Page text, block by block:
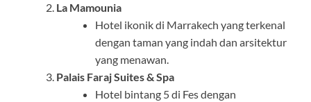
La Mamounia
Hotel ikonik di Marrakech yang terkenal
dengan taman yang indah dan arsitektur
yang menawan.
Palais Faraj Suites & Spa
Hotel bintang 5 di Fes dengan